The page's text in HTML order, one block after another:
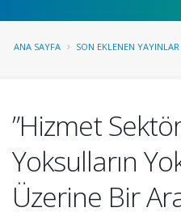
ANA SAYFA SON EKLENEN YAYINLAR
”Hizmet
Yoksulların
Üzerine Bir